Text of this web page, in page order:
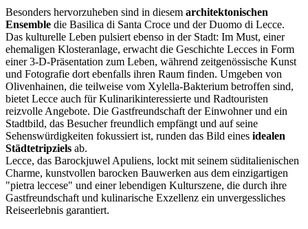
Besonders hervorzuheben sind in diesem architektonischen
Ensemble die Basilica di Santa Croce und der Duomo di Lecce.
Das kulturelle Leben pulsiert ebenso in der Stadt: Im Must, einer
ehemaligen Klosteranlage, erwacht die Geschichte Lecces in Form
einer 3-D-Präsentation zum Leben, während zeitgenössische Kunst
und Fotografie dort ebenfalls ihren Raum finden. Umgeben von
Olivenhainen, die teilweise vom Xylella-Bakterium betroffen sind,
bietet Lecce auch für Kulinarikinteressierte und Radtouristen
reizvolle Angebote. Die Gastfreundschaft der Einwohner und ein
Stadtbild, das Besucher freundlich empfängt und auf seine
Sehenswürdigkeiten fokussiert ist, runden das Bild eines idealen
Städtetripziels ab.
Lecce, das Barockjuwel Apuliens, lockt mit seinem süditalienischen
Charme, kunstvollen barocken Bauwerken aus dem einzigartigen
"pietra leccese" und einer lebendigen Kulturszene, die durch ihre
Gastfreundschaft und kulinarische Exzellenz ein unvergessliches
Reiseerlebnis garantiert.